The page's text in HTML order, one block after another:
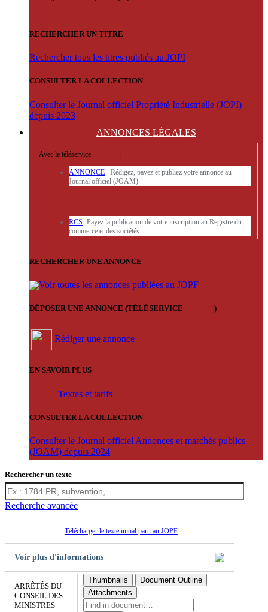
RECHERCHER UN TITRE
Rechercher tous les titres publiés au JOPI
CONSULTER LA COLLECTION
Consulter le Journal officiel Propriété Industrielle (JOPI)
depuis 2023
ANNONCES LÉGALES
Avec le téléservice :
ANNONCE - Rédigez, payez et publiez votre annonce au
Journal officiel (JOAM)
RCS- Payez la publication de votre inscription au Registre du
commerce et des sociétés.
RECHERCHER UNE ANNONCE
Voir toutes les annonces publiées au JOPF
DÉPOSER UNE ANNONCE (TÉLÉSERVICE )
Rédiger une annonce
EN SAVOIR PLUS
Textes et tarifs
CONSULTER LA COLLECTION
Consulter le Journal officiel Annonces et marchés publics
(JOAM) depuis 2024
Rechercher un texte
Recherche avancée
Télécharger le texte initial paru au JOPF
Voir plus d'informations
ARRÊTÉS DU
CONSEIL DES
MINISTRES
Thumbnails
Document Outline
Attachments